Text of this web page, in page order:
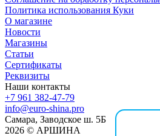
Политика использования Куки
О магазине
Новости
Магазины
Статьи
Сертификаты
Реквизиты
Наши контакты
+7 961 382-47-79
info@euro-shina.pro
Самара, Заводское ш. 5Б
2026 © АРШИНА